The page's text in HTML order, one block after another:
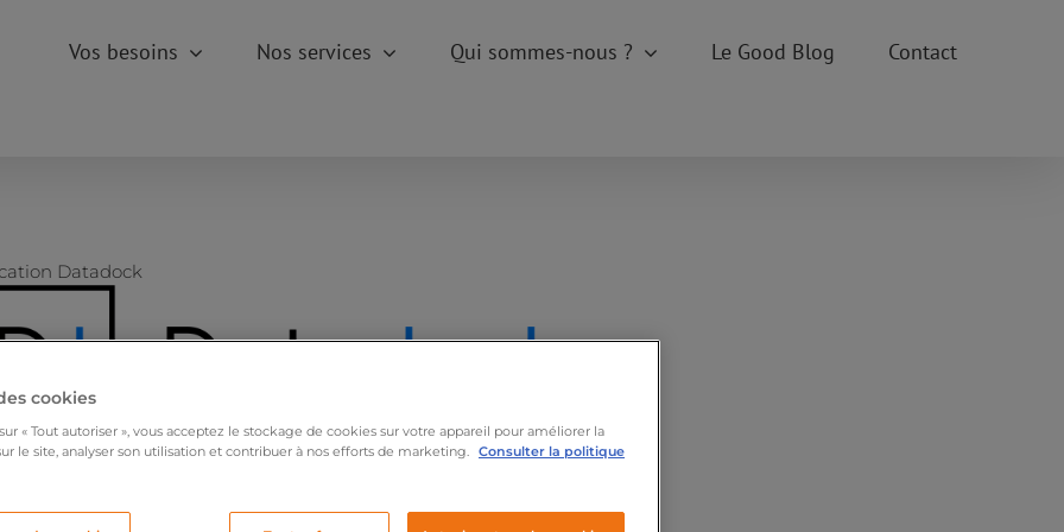
Vos besoins Nos services Qui sommes-nous ? Le Good Blog Contact
Datadock
Datadock
cookies
« Tout autoriser », vous acceptez le stockage de cookies sur votre appareil pour améliorer la
le site, analyser son utilisation et contribuer à nos efforts de marketing.
Consulter la politique